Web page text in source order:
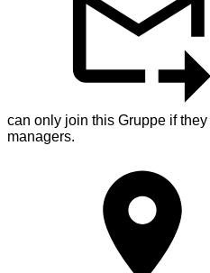
can only join this Gruppe if
managers.